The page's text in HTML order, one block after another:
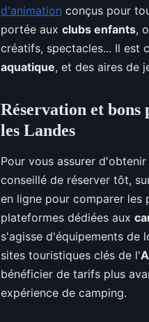
d'animation conçus pour
portée aux clubs enfants,
créatifs, spectacles... Il est
aquatique, et des aires de
Réservation et bons
les Landes
Pour vous assurer
conseillé de réserver tôt,
en ligne pour comparer les
plateformes dédiées aux
s'agisse d'équipements de
sites touristiques clés de l'
bénéficier de tarifs plus
expérience de camping.